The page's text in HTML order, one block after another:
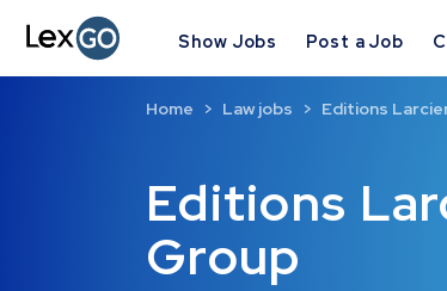
Show Jobs Post a Job
Editions
Group
Home Law jobs Editions